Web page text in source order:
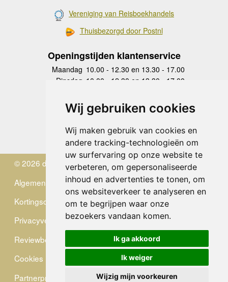
Wij gebruiken cookies
Wij maken gebruik van cookies en
andere tracking-technologieën om
uw surfervaring op onze website te
verbeteren, om gepersonaliseerde
inhoud en advertenties te tonen, om
ons websiteverkeer te analyseren en
om te begrijpen waar onze
bezoekers vandaan komen.
Ik ga akkoord
Ik weiger
Wijzig mijn voorkeuren
Vereniging van Reisboekhandels
Thuisbezorgd door Postnl
Openingstijden klantenservice
Maandag 10.00 - 12.30 en 13.30 - 17.00
Dinsdag 10.00 - 12.30 en 13.30 - 17.00
Donderdag
10.00 - 12.30 en 13.30 - 17.00
Vrijdag 10.00 - 12.30 en 13.30 - 17.00
Zaterdag
gesloten
Zondag gesloten
© 2026 de Zwerver
Algemene Voorwaarden
Kortingscode
Privacyverklaring
Reviewbeleid
Cookies
Partnerprogramma